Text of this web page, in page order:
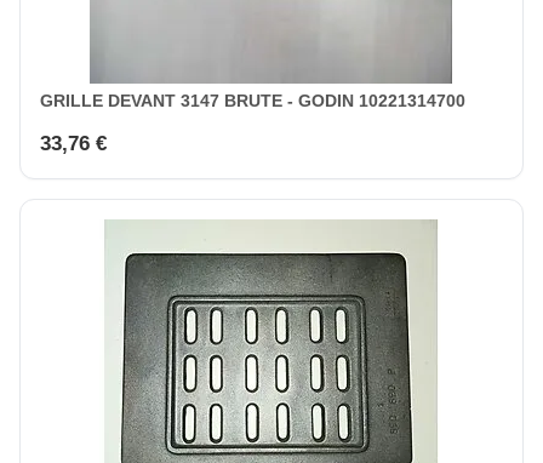
GRILLE DEVANT 3147 BRUTE - GODIN 10221314700
33,76 €